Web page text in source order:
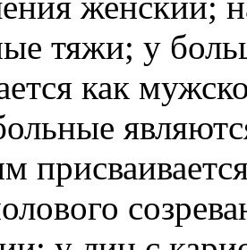
тяжи; у
как